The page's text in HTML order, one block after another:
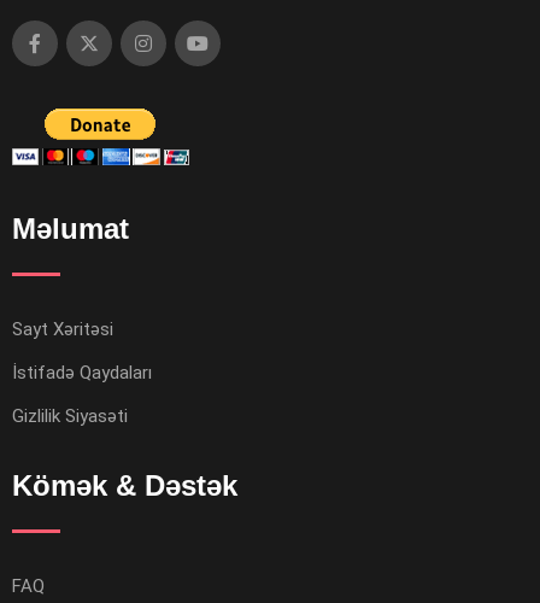
Məlumat
Sayt Xəritəsi
İstifadə Qaydaları
Gizlilik Siyasəti
Kömək & Dəstək
FAQ